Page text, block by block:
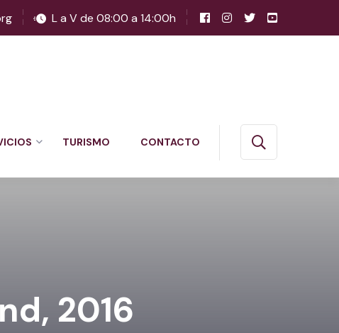
L a V de 08:00 a 14:00h
TURISMO CONTACTO
2016